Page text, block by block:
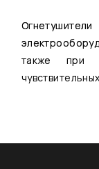
также при